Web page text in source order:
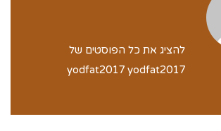
להציג את כל הפוסטים של
yodfat2017 yodfat2017